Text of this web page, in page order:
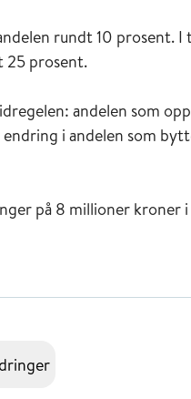
rundt 10 prosent.
25 prosent.
andelen som
i andelen som
på 8 millioner kroner